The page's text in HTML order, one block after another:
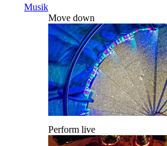
Musik
Move down
Perform live